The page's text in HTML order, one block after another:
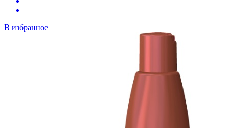
В избранное